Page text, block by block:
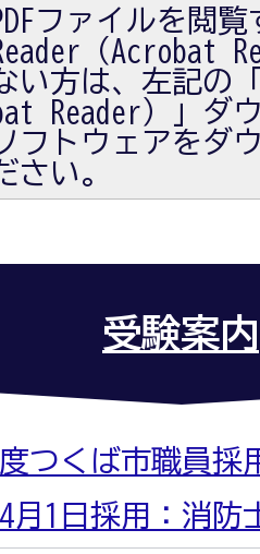
ファイルを閲
（Acrobat
い方は、左記の
Reader）」ダ
フトウェアをダ
さい。
受験案内
つくば市職員採
月1日採用：消防